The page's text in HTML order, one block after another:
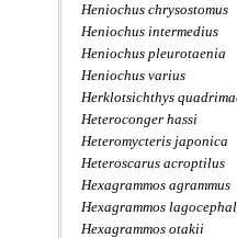
Heniochus chrysostomus
Heniochus intermedius
Heniochus pleurotaenia
Heniochus varius
Herklotsichthys
Heteroconger hassi
Heteromycteris japonica
Heteroscarus acroptilus
Hexagrammos agrammus
Hexagrammos
Hexagrammos otakii